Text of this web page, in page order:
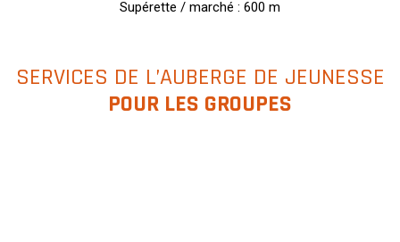
Supérette / marché : 600 m
SERVICES DE L’AUBERGE DE JEUNESSE
POUR LES GROUPES